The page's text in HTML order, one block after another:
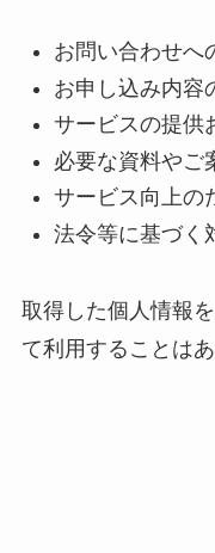
お問い合わせへ
お申し込み内容
サービスの提供
必要な資料やご
サービス向上の
法令等に基づく
取得した個人情報
て利用することはあ